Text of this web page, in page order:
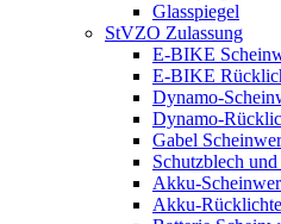
Glasspiegel
StVZO Zulassung
E-BIKE
E-BIKE
Dynamo-
Dynamo-
Gabel
Schutzblech
Akku-
Akku-